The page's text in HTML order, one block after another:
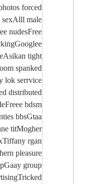
forced
sexAlll male
nudesFree
tight
spanked
lok serrvice
distributed
bdsm
bbsGtaa
titMogher
rgan
pleasure
group